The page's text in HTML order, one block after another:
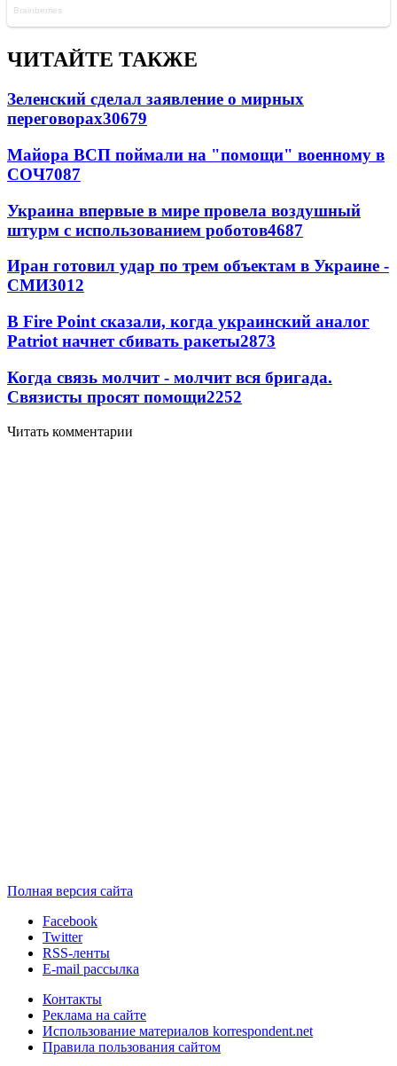
ЧИТАЙТЕ ТАКЖЕ
Зеленский сделал заявление о мирных
переговорах30679
Майора ВСП поймали на "помощи" военному в
СОЧ7087
Украина впервые в мире провела воздушный
штурм с использованием роботов4687
Иран готовил удар по трем объектам в Украине -
СМИ3012
В Fire Point сказали, когда украинский аналог
Patriot начнет сбивать ракеты2873
Когда связь молчит - молчит вся бригада.
Связисты просят помощи2252
Читать комментарии
Полная версия сайта
Facebook
Twitter
RSS-ленты
E-mail рассылка
Контакты
Реклама на сайте
Использование материалов korrespondent.net
Правила пользования сайтом